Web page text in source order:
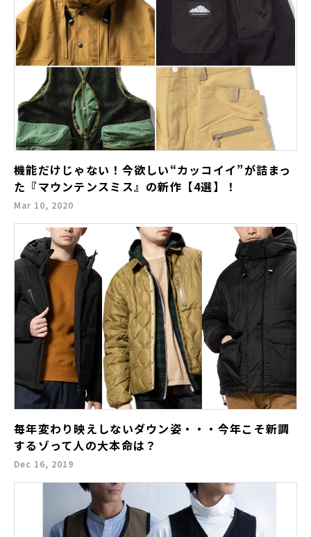
機能だけじゃない！今欲しい“カッコイイ”が詰まっ
た『マウンテンスミス』の新作【4選】！
Mar 10, 2020
毎年変わり映えしないダウン姿・・・今年こそ新調
するゾって人の大本命は？
Dec 16, 2019